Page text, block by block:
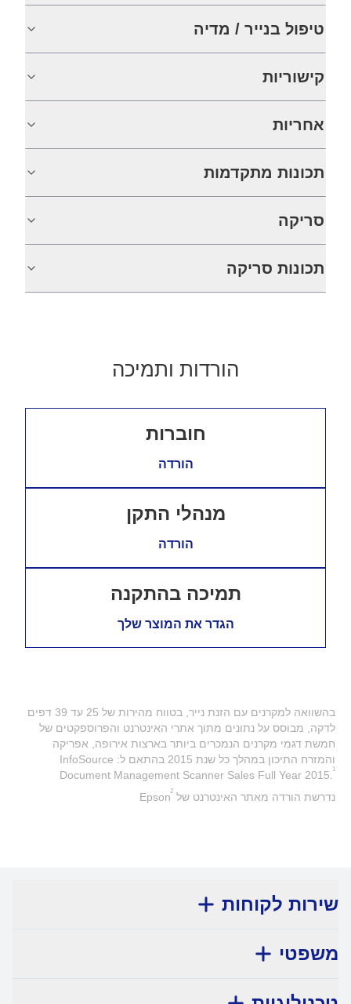
טיפול בנייר / מדיה
קישוריות
אחריות
תכונות מתקדמות
סריקה
תכונות סריקה
הורדות ותמיכה
חוברות
הורדה
מנהלי התקן
הורדה
תמיכה בהתקנה
הגדר את המוצר שלך
בהשוואה למקרנים עם הזנת נייר, בטווח מהירות של 25 עד 39 דפים
לדקה, מבוסס על נתונים מתוך אתרי האינטרנט והפרוספקטים של
חמשת דגמי מקרנים הנמכרים ביותר בארצות אירופה, אפריקה
והמזרח התיכון במהלך כל שנת 2015 בהתאם ל: InfoSource
Document Management Scanner Sales Full Year 2015.1
נדרשת הורדה מאתר האינטרנט של Epson 2
שירות לקוחות
משפטי